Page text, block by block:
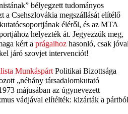
bélyegzett tudományos
a Csehszlovákia megszállását elítélő
éléről, és az MTA
helyezték át. Jegyezzük meg,
kért a prágaihoz hasonló, csak
járó szovjet intervenciót!
Munkáspárt Politikai Bizottsága
„néhány társadalomkutató
májusában az úgynevezett
vádjával elítélték: kizárták a pártból